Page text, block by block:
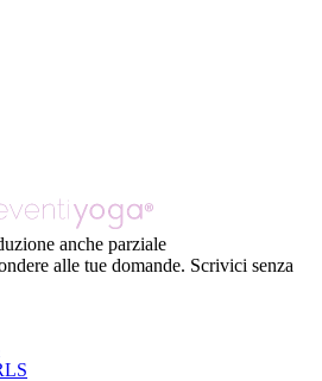
anche parziale
alle tue domande. Scrivici senza